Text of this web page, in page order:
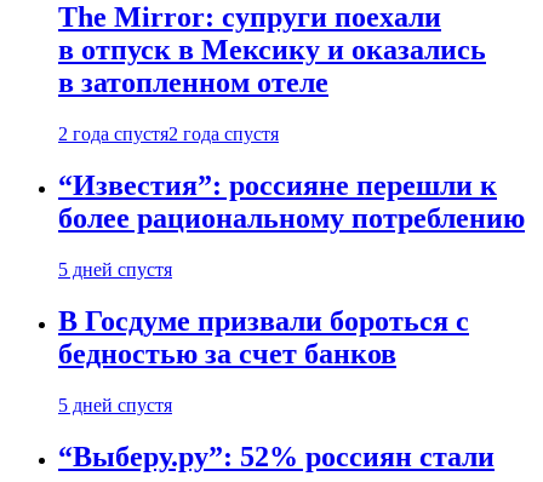
The Mirror: супруги поехали
в отпуск в Мексику и оказались
в затопленном отеле
2 года спустя2 года спустя
“Известия”: россияне перешли к
более рациональному потреблению
5 дней спустя
В Госдуме призвали бороться с
бедностью за счет банков
5 дней спустя
“Выберу.ру”: 52% россиян стали